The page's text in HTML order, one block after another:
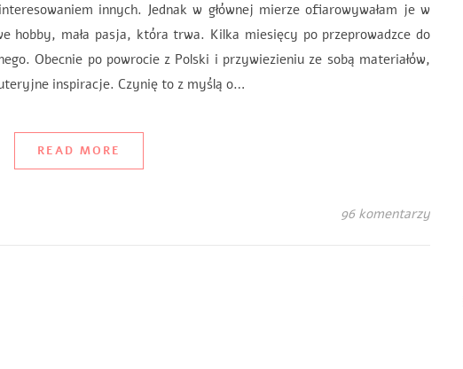
innych. Jednak w głównej mierze ofiarowywałam je w
hobby, mała pasja, która trwa. Kilka miesięcy po przeprowadzce do
Obecnie po powrocie z Polski i przywiezieniu ze sobą materiałów,
inspiracje. Czynię to z myślą o…
READ MORE
96 komentarzy